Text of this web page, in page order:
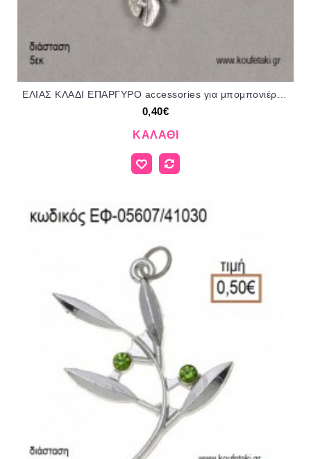
ΕΛΙΑΣ ΚΛΑΔΙ ΕΠΑΡΓΥΡΟ accessories για μπομπονιέρες - δώρα ΕΦ-20551/41025 0.40€!!!
0,40€
ΚΑΛΆΘΙ